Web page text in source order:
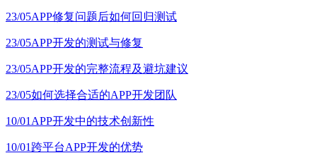
23/05APP修复问题后如何回归测试
23/05APP开发的测试与修复
23/05APP开发的完整流程及避坑建议
23/05如何选择合适的APP开发团队
10/01 APP开发中的技术创新性
10/01 跨平台APP开发的优势